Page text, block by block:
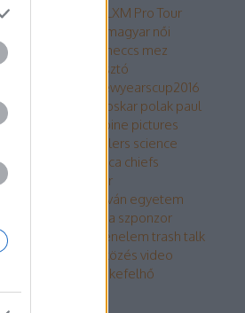
LXM Pro Tour
magyar női
makranczi zalán meccs mez
nagy sportágválasztó
newyearscup2016
oskar polak paul
pine pictures
rochester rattlers science
cup
skalica chiefs
sterling archer
szent istván egyetem
szlovák lacrosse liga szponzor
történelem trash talk
ütközés video
Címkefelhő